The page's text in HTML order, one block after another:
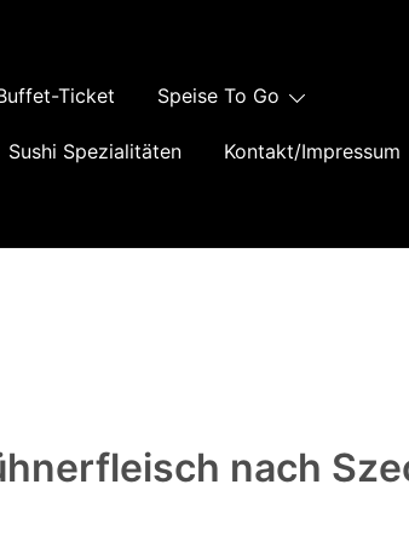
Ticket Speise To Go
Sushi Spezialitäten Kontakt/Impressum
nach